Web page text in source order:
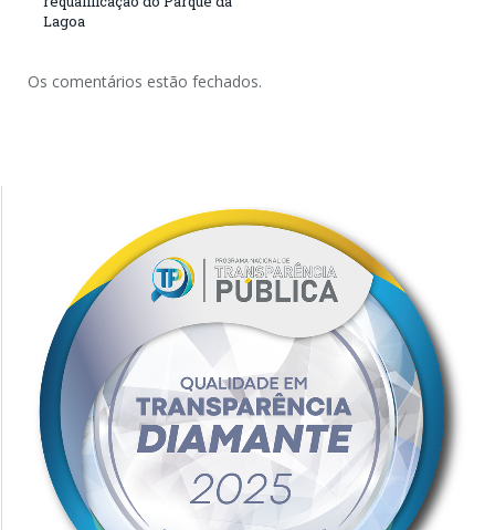
Lagoa
Os comentários estão fechados.